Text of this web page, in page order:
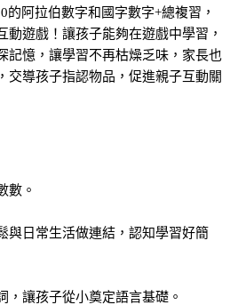
的阿拉伯數字和國字數字+總複習，
動遊戲！讓孩子能夠在遊戲中學習，
記憶，讓學習不再枯燥乏味，家長也
交導孩子指認物品，促進親子互動關
數。
與日常生活做連結，認知學習好簡
，讓孩子從小奠定語言基礎。